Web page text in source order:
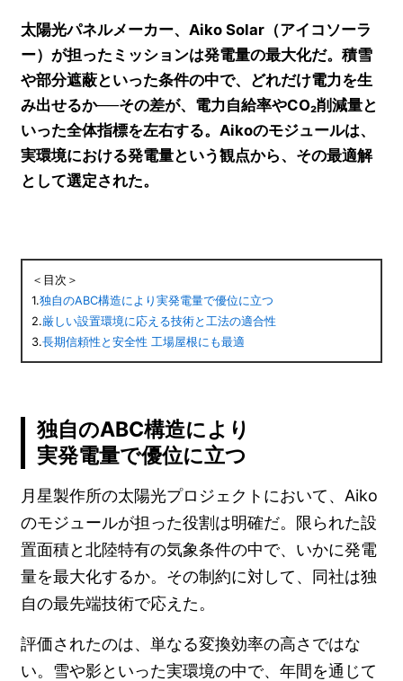
太陽光パネルメーカー、Aiko Solar（アイコソーラ
ー）が担ったミッションは発電量の最大化だ。積雪
や部分遮蔽といった条件の中で、どれだけ電力を生
み出せるか──その差が、電力自給率やCO₂削減量と
いった全体指標を左右する。Aikoのモジュールは、
実環境における発電量という観点から、その最適解
として選定された。
＜目次＞
1.独自のABC構造により実発電量で優位に立つ
2.厳しい設置環境に応える技術と工法の適合性
3.長期信頼性と安全性 工場屋根にも最適
独自のABC構造により
実発電量で優位に立つ
月星製作所の太陽光プロジェクトにおいて、Aiko
のモジュールが担った役割は明確だ。限られた設
置面積と北陸特有の気象条件の中で、いかに発電
量を最大化するか。その制約に対して、同社は独
自の最先端技術で応えた。
評価されたのは、単なる変換効率の高さではな
い。雪や影といった実環境の中で、年間を通じて